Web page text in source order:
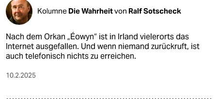
Kolumne Die Wahrheitvon Ralf Sotscheck
Nach dem Orkan „Éowyn“ ist in Irland vielerorts das
Internet ausgefallen. Und wenn niemand zurückruft, ist
auch telefonisch nichts zu erreichen.
10.2.2025